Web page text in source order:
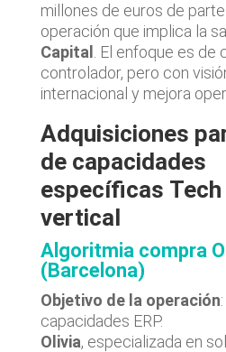
millones de euros de
operación que implica la
Capital
. El enfoque es
controlador, pero con
internacional y mejora
Adquisiciones
de capacidades
específicas
vertical
Algoritmia compra
(Barcelona)
Objetivo de la operación
capacidades ERP.
Olivia, especializada en